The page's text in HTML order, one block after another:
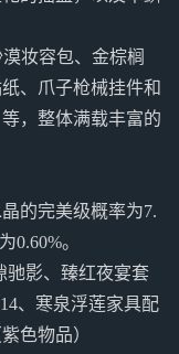
妆容包、金棕榈
、爪子枪械挂件和
，整体满载丰富的
的完美级概率为7.
0.60%。
驰影、臻红夜宴套
、寒泉浮莲家具配
色物品）